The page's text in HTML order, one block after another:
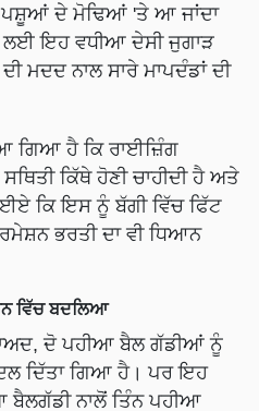
ਪਸ਼ੂਆਂ ਦੇ ਮੋਢਿਆਂ 'ਤੇ ਆ ਜਾਂਦਾ
ਇਹ ਵਧੀਆ ਦੇਸੀ ਜੁਗਾੜ
ਮਦਦ ਨਾਲ ਸਾਰੇ ਮਾਪਦੰਡਾਂ ਦੀ
ਗਿਆ ਹੈ ਕਿ ਰਾਈਜ਼ਿੰਗ
ਕਿੱਥੇ ਹੋਣੀ ਚਾਹੀਦੀ ਹੈ ਅਤੇ
ਕਿ ਇਸ ਨੂੰ ਬੱਗੀ ਵਿੱਚ ਫਿੱਟ
ਭਰਤੀ ਦਾ ਵੀ ਧਿਆਨ
ਵਿੱਚ ਬਦਲਿਆ
ਦੋ ਪਹੀਆ ਬੈਲ ਗੱਡੀਆਂ ਨੂੰ
ਦਿੱਤਾ ਗਿਆ ਹੈ। ਪਰ ਇਹ
ਨਾਲੋਂ ਤਿੰਨ ਪਹੀਆ